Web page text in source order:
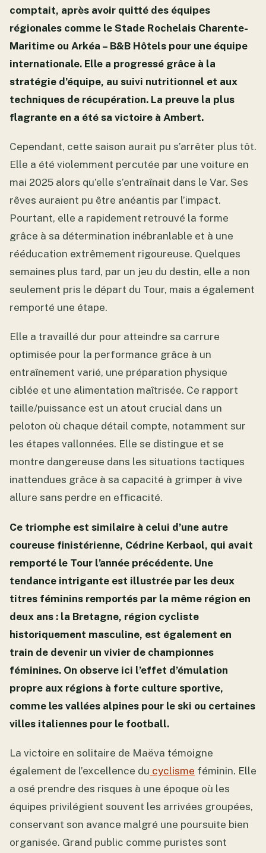
comptait, après avoir quitté des équipes
régionales comme le Stade Rochelais Charente-
Maritime ou Arkéa – B&B Hôtels pour une équipe
internationale. Elle a progressé grâce à la
stratégie d’équipe, au suivi nutritionnel et aux
techniques de récupération. La preuve la plus
flagrante en a été sa victoire à Ambert.
Cependant, cette saison aurait pu s’arrêter plus tôt.
Elle a été violemment percutée par une voiture en
mai 2025 alors qu’elle s’entraînait dans le Var. Ses
rêves auraient pu être anéantis par l’impact.
Pourtant, elle a rapidement retrouvé la forme
grâce à sa détermination inébranlable et à une
rééducation extrêmement rigoureuse. Quelques
semaines plus tard, par un jeu du destin, elle a non
seulement pris le départ du Tour, mais a également
remporté une étape.
Elle a travaillé dur pour atteindre sa carrure
optimisée pour la performance grâce à un
entraînement varié, une préparation physique
ciblée et une alimentation maîtrisée. Ce rapport
taille/puissance est un atout crucial dans un
peloton où chaque détail compte, notamment sur
les étapes vallonnées. Elle se distingue et se
montre dangereuse dans les situations tactiques
inattendues grâce à sa capacité à grimper à vive
allure sans perdre en efficacité.
Ce triomphe est similaire à celui d’une autre
coureuse finistérienne, Cédrine Kerbaol, qui avait
remporté le Tour l’année précédente. Une
tendance intrigante est illustrée par les deux
titres féminins remportés par la même région en
deux ans : la Bretagne, région cycliste
historiquement masculine, est également en
train de devenir un vivier de championnes
féminines. On observe ici l’effet d’émulation
propre aux régions à forte culture sportive,
comme les vallées alpines pour le ski ou certaines
villes italiennes pour le football.
La victoire en solitaire de Maëva témoigne
également de l’excellence du cyclisme féminin. Elle
a osé prendre des risques à une époque où les
équipes privilégient souvent les arrivées groupées,
conservant son avance malgré une poursuite bien
organisée. Grand public comme puristes sont